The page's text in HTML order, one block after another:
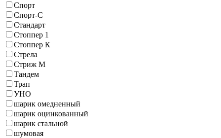
Спорт
Спорт-С
Стандарт
Стоппер 1
Стоппер К
Стрела
Стриж М
Тандем
Трап
УНО
шарик омедненный
шарик оцинкованный
шарик стальной
шумовая